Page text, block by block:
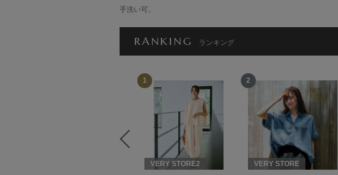
手洗い可。
RANKING ランキング
1
VERY STORE2
2
VERY STORE